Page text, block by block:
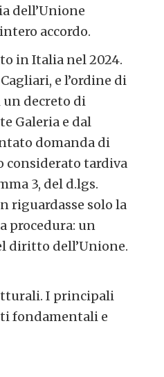
dell’Unione
accordo.
in Italia nel 2024.
e l’ordine di
un decreto di
Galeria e dal
domanda di
considerato tardiva
3, del d.lgs.
riguardasse solo la
procedura: un
diritto dell’Unione.
I principali
fondamentali e